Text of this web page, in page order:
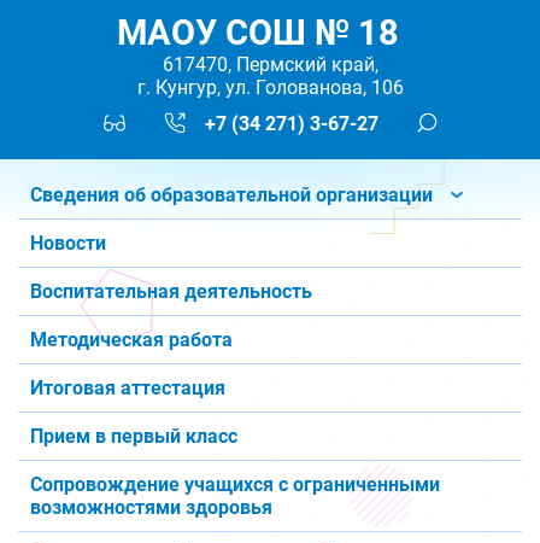
МАОУ СОШ № 18
617470, Пермский край,
г. Кунгур, ул. Голованова, 106
+7 (34 271) 3-67-27
Сведения об образовательной организации
Новости
Воспитательная деятельность
Методическая работа
Итоговая аттестация
Прием в первый класс
Сопровождение учащихся с ограниченными
возможностями здоровья